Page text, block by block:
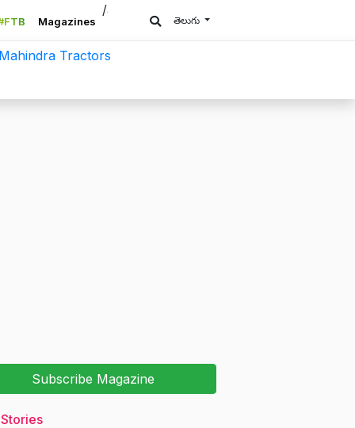
Magazines
/a>
తెలుగు
Subscribe Magazine